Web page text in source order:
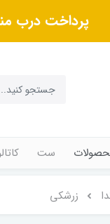
پرداخت درب
ست
زرشکی